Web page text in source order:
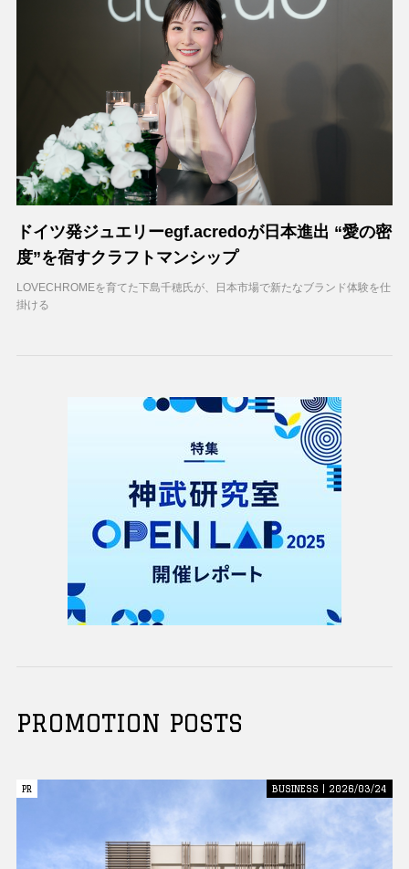
ドイツ発ジュエリーegf.acredoが日本進出 “愛の密
度”を宿すクラフトマンシップ
LOVECHROMEを育てた下島千穂氏が、日本市場で新たなブランド体験を仕
掛ける
PROMOTION POSTS
PR
PR BUSINESS | 2026/03/24